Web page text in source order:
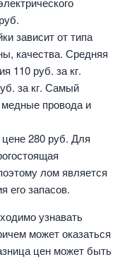
зависит от типа
качества. Средняя
110 руб. за кг.
за кг. Самый
провода и
280 руб. Для
лом является
его запасов.
узнавать
может оказаться
цен может быть